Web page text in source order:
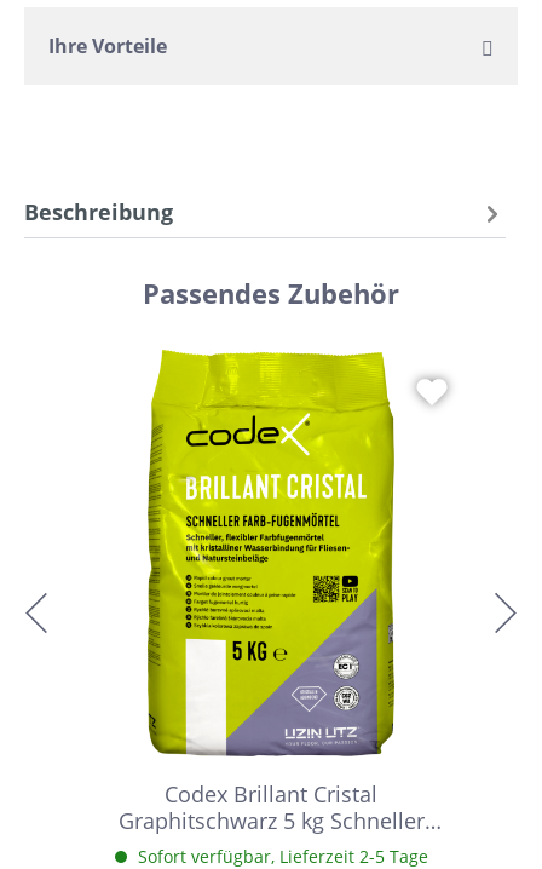
Ihre Vorteile
Beschreibung
Passendes Zubehör
Codex Brillant Cristal
Graphitschwarz 5 kg Schneller
Farbfugenmörtel
Sofort verfügbar, Lieferzeit 2-5 Tage